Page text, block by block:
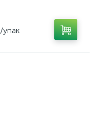
/упак